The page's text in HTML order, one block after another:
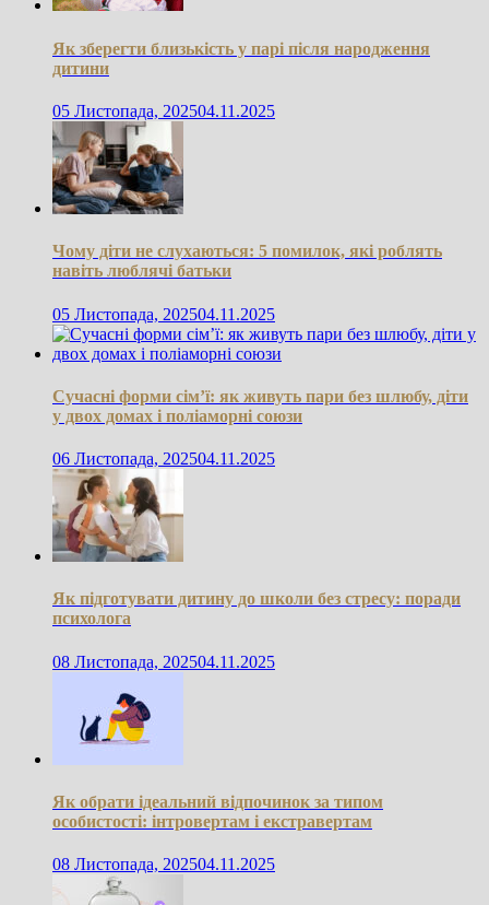
Як зберегти близькість у парі після народження
дитини
05 Листопада, 202504.11.2025
Чому діти не слухаються: 5 помилок, які роблять
навіть люблячі батьки
05 Листопада, 202504.11.2025
Сучасні форми сім’ї: як живуть пари без шлюбу, діти
у двох домах і поліаморні союзи
06 Листопада, 202504.11.2025
Як підготувати дитину до школи без стресу: поради
психолога
08 Листопада, 202504.11.2025
Як обрати ідеальний відпочинок за типом
особистості: інтровертам і екстравертам
08 Листопада, 202504.11.2025